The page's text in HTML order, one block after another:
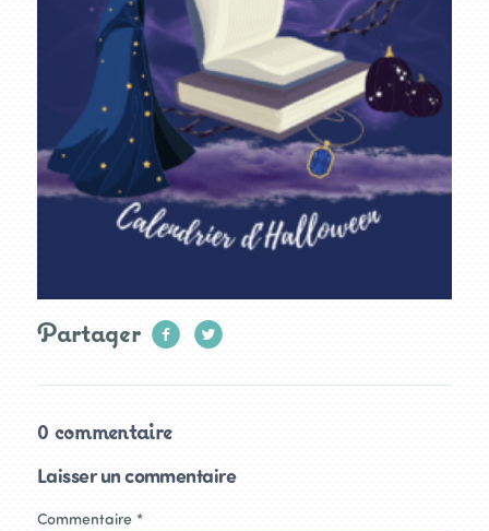
Partager
0 commentaire
Laisser un commentaire
Commentaire *